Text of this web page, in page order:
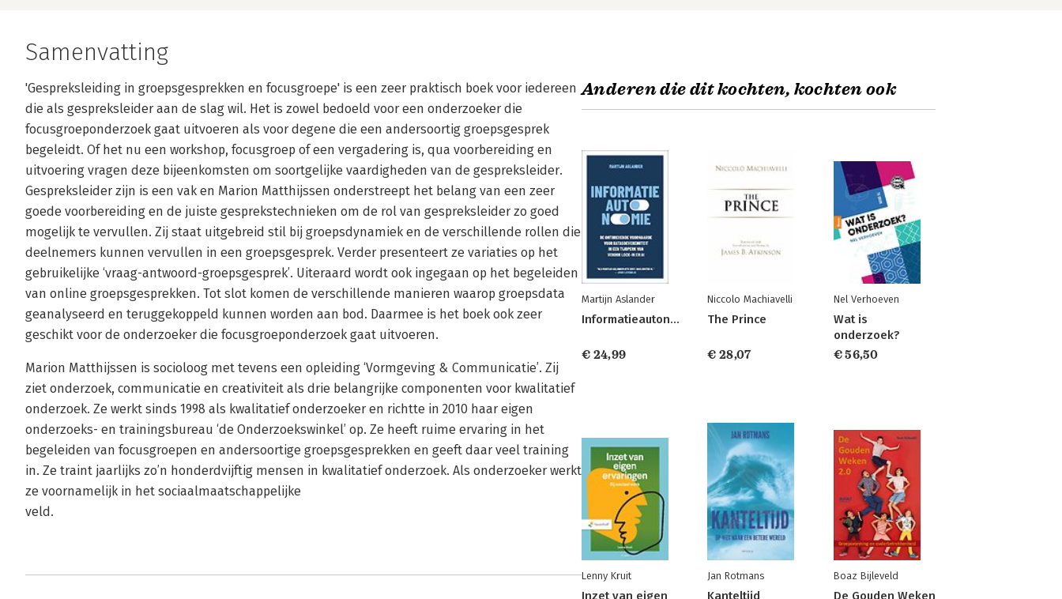
Samenvatting
'Gespreksleiding in groepsgesprekken en focusgroepe' is een zeer praktisch boek voor iedereen
die als gespreksleider aan de slag wil. Het is zowel bedoeld voor een onderzoeker die
focusgroeponderzoek gaat uitvoeren als voor degene die een andersoortig groepsgesprek
begeleidt. Of het nu een workshop, focusgroep of een vergadering is, qua voorbereiding en
uitvoering vragen deze bijeenkomsten om soortgelijke vaardigheden van de gespreksleider.
Gespreksleider zijn is een vak en Marion Matthijssen onderstreept het belang van een zeer
goede voorbereiding en de juiste gesprekstechnieken om de rol van gespreksleider zo goed
mogelijk te vervullen. Zij staat uitgebreid stil bij groepsdynamiek en de verschillende rollen die
deelnemers kunnen vervullen in een groepsgesprek. Verder presenteert ze variaties op het
gebruikelijke ‘vraag-antwoord-groepsgesprek’. Uiteraard wordt ook ingegaan op het begeleiden
van online groepsgesprekken. Tot slot komen de verschillende manieren waarop groepsdata
geanalyseerd en teruggekoppeld kunnen worden aan bod. Daarmee is het boek ook zeer
geschikt voor de onderzoeker die focusgroeponderzoek gaat uitvoeren.
Marion Matthijssen is socioloog met tevens een opleiding ‘Vormgeving & Communicatie’. Zij
ziet onderzoek, communicatie en creativiteit als drie belangrijke componenten voor kwalitatief
onderzoek. Ze werkt sinds 1998 als kwalitatief onderzoeker en richtte in 2010 haar eigen
onderzoeks- en trainingsbureau ‘de Onderzoekswinkel’ op. Ze heeft ruime ervaring in het
begeleiden van focusgroepen en andersoortige groepsgesprekken en geeft daar veel training
in. Ze traint jaarlijks zo’n honderdvijftig mensen in kwalitatief onderzoek. Als onderzoeker werkt
ze voornamelijk in het sociaalmaatschappelijke
veld.
Anderen die dit kochten, kochten ook
Martijn Aslander
Informatieautonomie
€ 24,99
Niccolo Machiavelli
The Prince
€ 28,07
Nel Verhoeven
Wat is
onderzoek?
€ 56,50
Lenny Kruit
Inzet van eigen
Jan Rotmans
Kanteltijd
Boaz Bijleveld
De Gouden Weken